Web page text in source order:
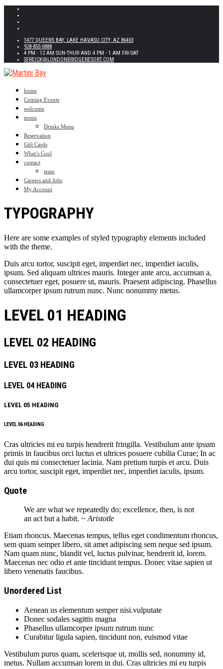
1477 QUEENS BAY, LAKE HAVASU CITY, AZ 86403
928-855-0888
4 PM - 12 AM SUN-THUR AND 4 PM - 1 AM FRI-SAT
SFREICK@LONDONBRIDGERESORT.COM
home
Coming Events
welcome
menu
Drinks Menu
Reservation
Gift Cards
What’s Cool
contact
team
Careers and Jobs
My Account
TYPOGRAPHY
Here are some examples of styled typography elements included
with the theme.
Duis arcu tortor, suscipit eget, imperdiet nec, imperdiet iaculis,
ipsum. Sed aliquam ultrices mauris. Integer ante arcu, accumsan a,
consectetuer eget, posuere ut, mauris. Praesent adipiscing. Phasellus
ullamcorper ipsum rutrum nunc. Nunc nonummy metus.
LEVEL 01 HEADING
LEVEL 02 HEADING
LEVEL 03 HEADING
LEVEL 04 HEADING
LEVEL 05 HEADING
LEVEL 06 HEADING
Cras ultricies mi eu turpis hendrerit fringilla. Vestibulum ante ipsum
primis in faucibus orci luctus et ultrices posuere cubilia Curae; In ac
dui quis mi consectetuer lacinia. Nam pretium turpis et arcu. Duis
arcu tortor, suscipit eget, imperdiet nec, imperdiet iaculis, ipsum.
Quote
We are what we repeatedly do; excellence, then, is not
an act but a habit. ~ Aristotle
Etiam rhoncus. Maecenas tempus, tellus eget condimentum rhoncus,
sem quam semper libero, sit amet adipiscing sem neque sed ipsum.
Nam quam nunc, blandit vel, luctus pulvinar, hendrerit id, lorem.
Maecenas nec odio et ante tincidunt tempus. Donec vitae sapien ut
libero venenatis faucibus.
Unordered List
Aenean us elementum semper nisi.vulputate
Donec sodales sagittis magna
Phasellus ullamcorper ipsum rutrum nunc
Curabitur ligula sapien, tincidunt non, euismod vitae
Vestibulum purus quam, scelerisque ut, mollis sed, nonummy id,
metus. Nullam accumsan lorem in dui. Cras ultricies mi eu turpis